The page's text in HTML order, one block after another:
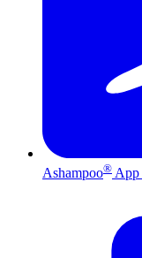
Ashampoo® App